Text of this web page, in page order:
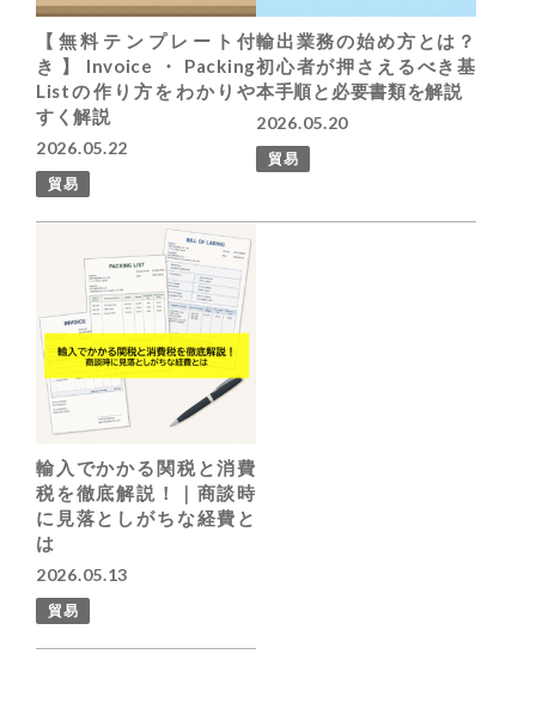
【無料テンプレート付
き】Invoice・Packing
Listの作り方をわかりや
すく解説
2026.05.22
貿易
輸出業務の始め方とは？
初心者が押さえるべき基
本手順と必要書類を解説
2026.05.20
貿易
輸入でかかる関税と消費
税を徹底解説！｜商談時
に見落としがちな経費と
は
2026.05.13
貿易